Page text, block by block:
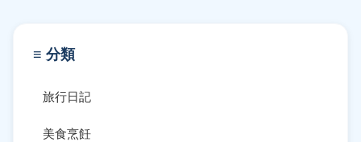
≡ 分類
旅行日記
美食烹飪